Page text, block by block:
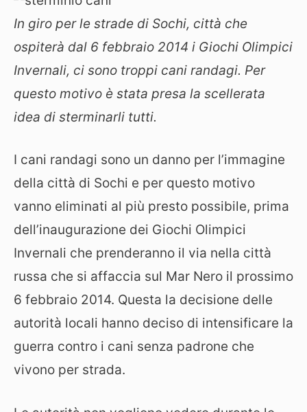
In giro per le strade di Sochi, città che
ospiterà dal 6 febbraio 2014 i Giochi Olimpici
Invernali, ci sono troppi cani randagi. Per
questo motivo è stata presa la scellerata
idea di sterminarli tutti.
I cani randagi sono un danno per l’immagine
della città di Sochi e per questo motivo
vanno eliminati al più presto possibile, prima
dell’inaugurazione dei Giochi Olimpici
Invernali che prenderanno il via nella città
russa che si affaccia sul Mar Nero il prossimo
6 febbraio 2014. Questa la decisione delle
autorità locali hanno deciso di intensificare la
guerra contro i cani senza padrone che
vivono per strada.